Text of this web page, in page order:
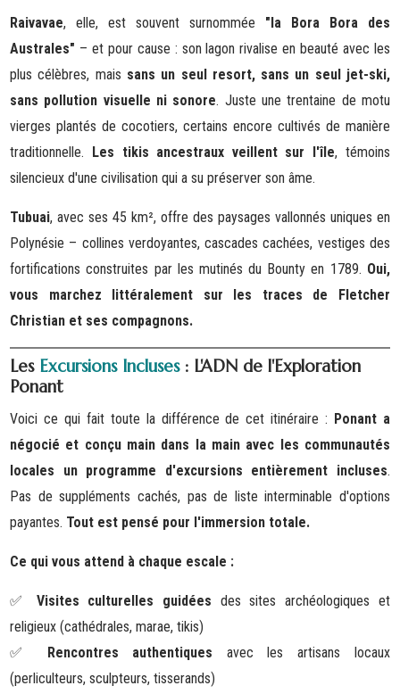
Raivavae, elle, est souvent surnommée "la Bora Bora des
Australes" – et pour cause : son lagon rivalise en beauté avec les
plus célèbres, mais sans un seul resort, sans un seul jet-ski,
sans pollution visuelle ni sonore. Juste une trentaine de motu
vierges plantés de cocotiers, certains encore cultivés de manière
traditionnelle. Les tikis ancestraux veillent sur l'île, témoins
silencieux d'une civilisation qui a su préserver son âme.
Tubuai, avec ses 45 km², offre des paysages vallonnés uniques en
Polynésie – collines verdoyantes, cascades cachées, vestiges des
fortifications construites par les mutinés du Bounty en 1789. Oui,
vous marchez littéralement sur les traces de Fletcher
Christian et ses compagnons.
Les Excursions Incluses: L'ADN de l'Exploration
Ponant
Voici ce qui fait toute la différence de cet itinéraire : Ponant a
négocié et conçu main dans la main avec les communautés
locales un programme d'excursions entièrement incluses.
Pas de suppléments cachés, pas de liste interminable d'options
payantes. Tout est pensé pour l'immersion totale.
Ce qui vous attend à chaque escale :
✅ Visites culturelles guidées des sites archéologiques et
religieux (cathédrales, marae, tikis)
✅ Rencontres authentiques avec les artisans locaux
(perliculteurs, sculpteurs, tisserands)